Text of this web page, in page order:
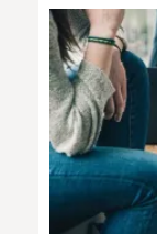
MULTIMEDIA
IMPRESO